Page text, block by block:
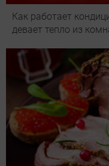
Как работает
девает тепло из